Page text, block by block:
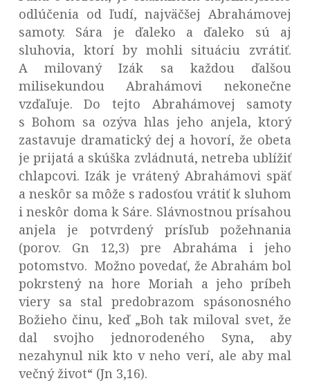
odlúčenia od ľudí, najväčšej Abrahámovej
samoty. Sára je ďaleko a ďaleko sú aj
sluhovia, ktorí by mohli situáciu zvrátiť.
A milovaný Izák sa každou ďalšou
milisekundou Abrahámovi nekonečne
vzďaľuje. Do tejto Abrahámovej samoty
s Bohom sa ozýva hlas jeho anjela, ktorý
zastavuje dramatický dej a hovorí, že obeta
je prijatá a skúška zvládnutá, netreba ublížiť
chlapcovi. Izák je vrátený Abrahámovi späť
a neskôr sa môže s radosťou vrátiť k sluhom
i neskôr doma k Sáre. Slávnostnou prísahou
anjela je potvrdený prísľub požehnania
(porov. Gn 12,3) pre Abraháma i jeho
potomstvo. Možno povedať, že Abrahám bol
pokrstený na hore Moriah a jeho príbeh
viery sa stal predobrazom spásonosného
Božieho činu, keď „Boh tak miloval svet, že
dal svojho jednorodeného Syna, aby
nezahynul nik kto v neho verí, ale aby mal
večný život“ (Jn 3,16).